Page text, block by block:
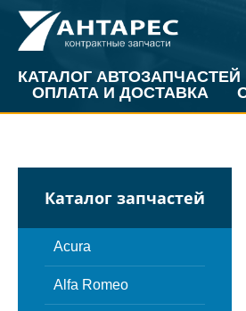
КАТАЛОГ АВТОЗАПЧАСТЕЙ
ОПЛАТА И ДОСТАВКА
Каталог запчастей
Acura
Alfa Romeo